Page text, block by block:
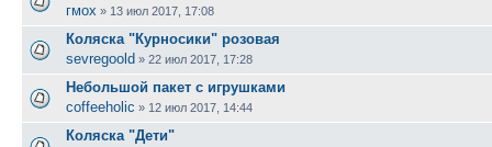
гмох » 13 июл 2017, 17:08
Коляска "Курносики" розовая
sevregoold » 22 июл 2017, 17:28
Небольшой пакет с игрушками
coffeeholic » 12 июл 2017, 14:44
Коляска "Дети"